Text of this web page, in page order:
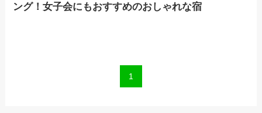
ング！女子会にもおすすめのおしゃれな宿
1